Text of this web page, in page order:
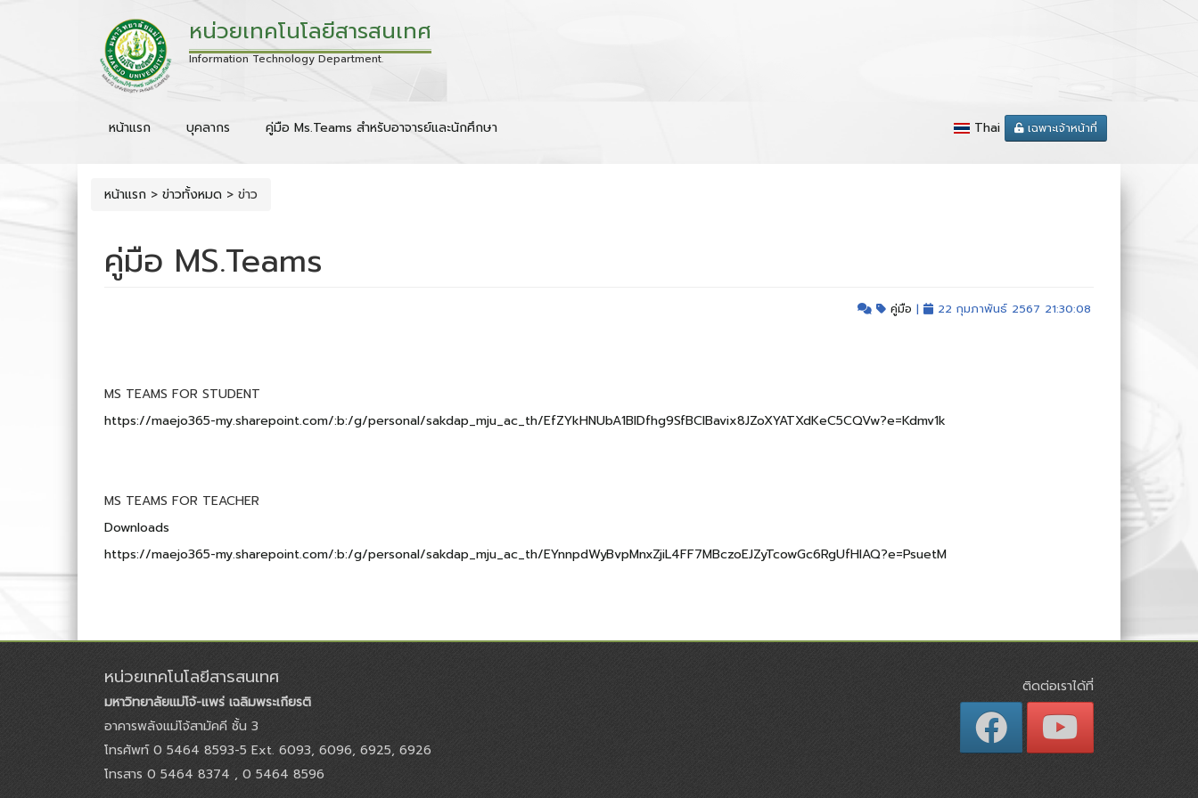
หน่วยเทคโนโลยีสารสนเทศ
Information Technology Department.
หน้าแรก บุคลากร คู่มือ Ms.Teams สำหรับอาจารย์และนักศึกษา Thai เฉพาะเจ้าหน้าที่
หน้าแรก > ข่าวทั้งหมด > ข่าว
คู่มือ MS.Teams
คู่มือ | 22 กุมภาพันธ์ 2567 21:30:08
MS TEAMS FOR STUDENT
https://maejo365-my.sharepoint.com/:b:/g/personal/sakdap_mju_ac_th/EfZYkHNUbA1BlDfhg9SfBCIBavix8JZoXYATXdKeC5CQVw?e=Kdmv1k
MS TEAMS FOR TEACHER
Downloads
https://maejo365-my.sharepoint.com/:b:/g/personal/sakdap_mju_ac_th/EYnnpdWyBvpMnxZjiL4FF7MBczoEJZyTcowGc6RgUfHlAQ?e=PsuetM
หน่วยเทคโนโลยีสารสนเทศ
มหาวิทยาลัยแม่โจ้-แพร่ เฉลิมพระเกียรติ
อาคารพลังแม่โจ้สามัคคี ชั้น 3
โทรศัพท์ 0 5464 8593-5 Ext. 6093, 6096, 6925, 6926
โทรสาร 0 5464 8374 , 0 5464 8596
ติดต่อเราได้ที่